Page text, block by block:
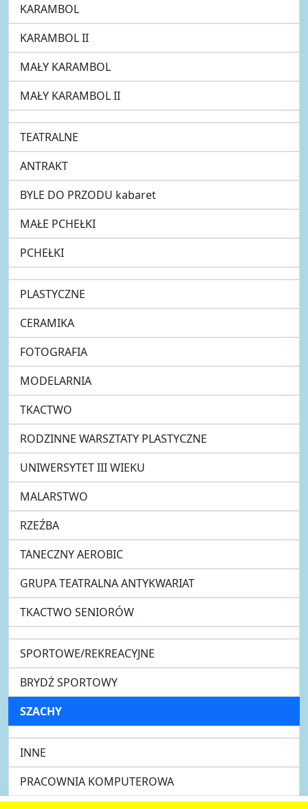
KARAMBOL
KARAMBOL II
MAŁY KARAMBOL
MAŁY KARAMBOL II
TEATRALNE
ANTRAKT
BYLE DO PRZODU kabaret
MAŁE PCHEŁKI
PCHEŁKI
PLASTYCZNE
CERAMIKA
FOTOGRAFIA
MODELARNIA
TKACTWO
RODZINNE WARSZTATY PLASTYCZNE
UNIWERSYTET III WIEKU
MALARSTWO
RZEŹBA
TANECZNY AEROBIC
GRUPA TEATRALNA ANTYKWARIAT
TKACTWO SENIORÓW
SPORTOWE/REKREACYJNE
BRYDŻ SPORTOWY
SZACHY
INNE
PRACOWNIA KOMPUTEROWA